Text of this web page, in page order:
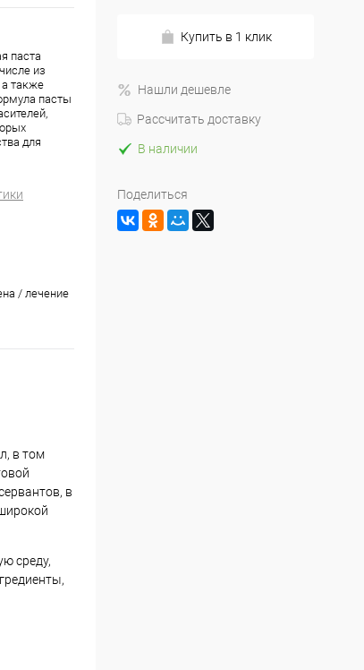
паста
из
также
пасты
для
/ лечение
в том
в
среду,
Купить в 1 клик
Нашли дешевле
Рассчитать доставку
В наличии
Поделиться